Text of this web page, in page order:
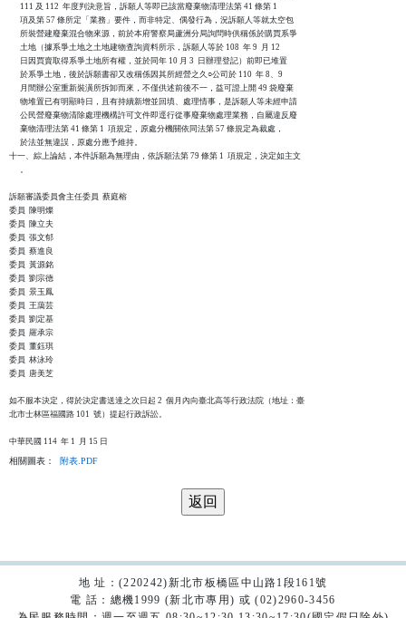
      111 及 112  年度判決意旨，訴願人等即已該當廢棄物清理法第 41 條第 1
      項及第 57 條所定「業務」要件，而非特定、偶發行為，況訴願人等就太空包
      所裝營建廢棄混合物來源，前於本府警察局蘆洲分局詢問時供稱係於購買系爭
      土地（據系爭土地之土地建物查詢資料所示，訴願人等於 108  年 9  月 12
      日因買賣取得系爭土地所有權，並於同年 10 月 3  日辦理登記）前即已堆置
      於系爭土地，後於訴願書卻又改稱係因其所經營之久○公司於 110  年 8、9
      月間辦公室重新裝潢所拆卸而來，不僅供述前後不一，益可證上開 49 袋廢棄
      物堆置已有明顯時日，且有持續新增並回填、處理情事，是訴願人等未經申請
      公民營廢棄物清除處理機構許可文件即逕行從事廢棄物處理業務，自屬違反廢
      棄物清理法第 41 條第 1  項規定，原處分機關依同法第 57 條規定為裁處，
      於法並無違誤，原處分應予維持。
十一、綜上論結，本件訴願為無理由，依訴願法第 79 條第 1  項規定，決定如主文
      。
訴願審議委員會主任委員  蔡庭榕
委員  陳明燦
委員  陳立夫
委員  張文郁
委員  蔡進良
委員  黃源銘
委員  劉宗德
委員  景玉鳳
委員  王藹芸
委員  劉定基
委員  羅承宗
委員  董鈺琪
委員  林泳玲
委員  唐美芝
如不服本決定，得於決定書送達之次日起 2  個月內向臺北高等行政法院（地址：臺
北市士林區福國路 101  號）提起行政訴訟。
相關圖表： 附表.PDF
地 址：(220242)新北市板橋區中山路1段161號
電 話：總機1999 (新北市專用) 或 (02)2960-3456